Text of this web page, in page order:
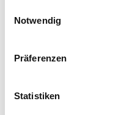
Trigger Symbol ändern
Erfahren Sie mehr
verarbeitet werden, und
Wir verwenden Cookies,
Notwendig
Präferenzen
Statistiken
Unkategorisiert